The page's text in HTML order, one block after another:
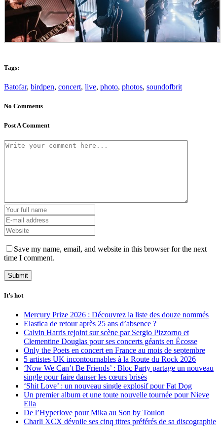
Tags:
Batofar, birdpen, concert, live, photo, photos, soundofbrit
No Comments
Post A Comment
Save my name, email, and website in this browser for the next
time I comment.
It’s hot
Mercury Prize 2026 : Découvrez la liste des douze nommés
Elastica de retour après 25 ans d’absence ?
Calvin Harris rejoint sur scène par Sergio Pizzorno et
Clementine Douglas pour ses concerts géants en Écosse
Only the Poets en concert en France au mois de septembre
5 artistes UK incontournables à la Route du Rock 2026
‘Now We Can’t Be Friends’ : Bloc Party partage un nouveau
single pour faire danser les cœurs brisés
‘Shit Love’ : un nouveau single explosif pour Fat Dog
Un premier album et une toute nouvelle tournée pour Nieve
Ella
De l’Hyperlove pour Mika au Son by Toulon
Charli XCX dévoile ses cinq titres préférés de sa discographie